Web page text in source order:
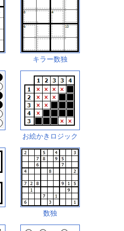
キラー数独
お絵かきロジック
数独